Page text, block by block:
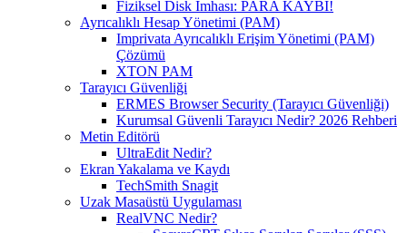
Fiziksel Disk İmhası: PARA KAYBI!
Ayrıcalıklı Hesap Yönetimi (PAM)
Imprivata Ayrıcalıklı Erişim Yönetimi (PAM)
Çözümü
XTON PAM
Tarayıcı Güvenliği
ERMES Browser Security (Tarayıcı Güvenliği)
Kurumsal Güvenli Tarayıcı Nedir? 2026 Rehberi
Metin Editörü
UltraEdit Nedir?
Ekran Yakalama ve Kaydı
TechSmith Snagit
Uzak Masaüstü Uygulaması
RealVNC Nedir?